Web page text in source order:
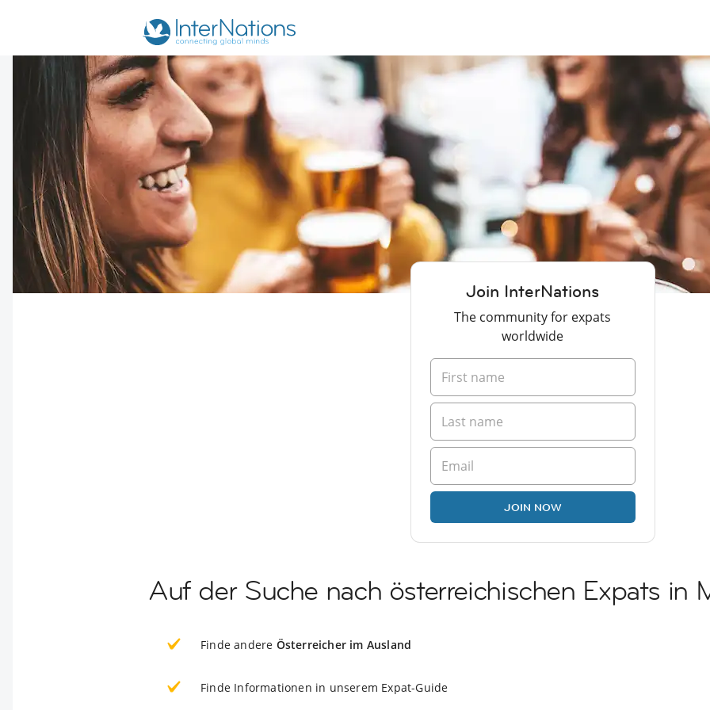
Join InterNations
The community for expats
worldwide
JOIN NOW
Auf der Suche nach österreichischen Expats in
Finde andere Österreicher im Ausland
Finde Informationen in unserem Expat-Guide